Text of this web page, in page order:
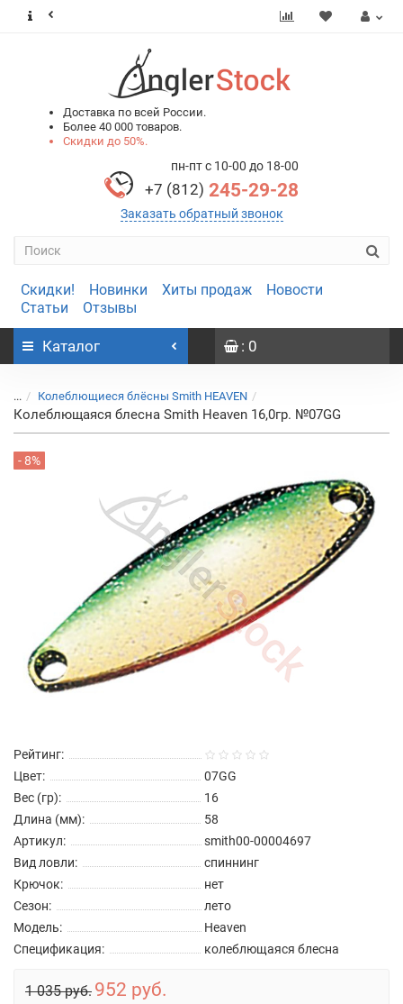
Доставка по всей России.
Более 40 000 товаров.
Скидки до 50%.
пн-пт с 10-00 до 18-00
+7 (812) 245-29-28
Заказать обратный звонок
Скидки! Новинки Хиты продаж
Новости
Статьи
Отзывы
Каталог : 0
... Колеблющиеся блёсны Smith HEAVEN
Колеблющаяся блесна Smith Heaven 16,0гр. №07GG
- 8%
Рейтинг:
Цвет:
07GG
Вес (гр):
16
Длина (мм):
58
Артикул:
smith00-00004697
Вид ловли:
спиннинг
Крючок:
нет
Сезон:
лето
Модель:
Heaven
Спецификация:
колеблющаяся блесна
1 035 руб. 952 руб.